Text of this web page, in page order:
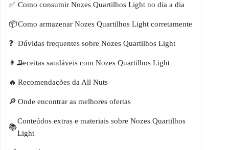
Como consumir Nozes Quartilhos Light no dia a dia
Como armazenar Nozes Quartilhos Light corretamente
Dúvidas frequentes sobre Nozes Quartilhos Light
Receitas saudáveis com Nozes Quartilhos Light
Recomendações da All Nuts
Onde encontrar as melhores ofertas
Conteúdos extras e materiais sobre Nozes Quartilhos
Light